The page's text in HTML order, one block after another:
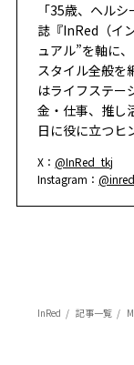
「35歳、ヘル
誌『InRed（イ
ュアル”を軸に
スタイル全般を
はライフステー
金・仕事、推し
日に役に立つヒ
X：@InRed_tkj
Instagram：
InRed 記事一覧